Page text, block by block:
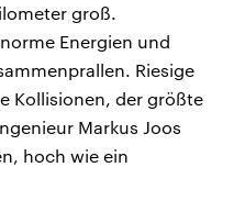
groß.
Energien und
Riesige
Kollisionen, der größte
Markus Joos
hoch wie ein